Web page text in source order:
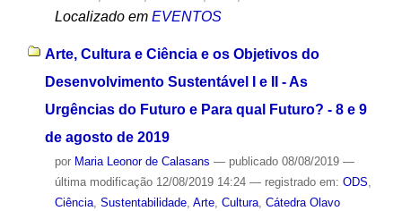
Localizado em EVENTOS
Arte, Cultura e Ciência e os Objetivos do
Desenvolvimento Sustentável I e II - As
Urgências do Futuro e Para qual Futuro? - 8 e 9
de agosto de 2019
por Maria Leonor de Calasans — publicado08/08/2019 —
última modificação12/08/2019 14:24 — registrado em: ODS,
Ciência, Sustentabilidade, Arte, Cultura, Cátedra Olavo